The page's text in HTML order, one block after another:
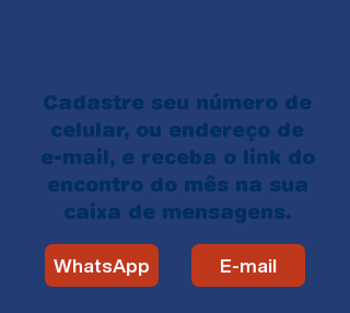
Cadastre seu número de
celular, ou endereço de
e-mail, e receba o link do
encontro do mês na sua
caixa de mensagens.
WhatsApp E-mail